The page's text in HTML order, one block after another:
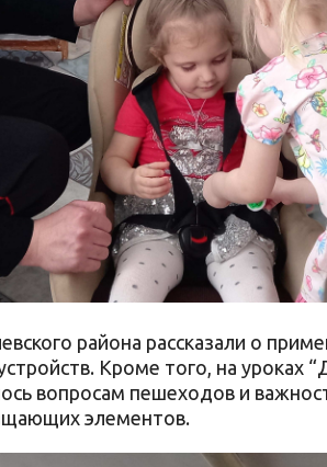
района рассказали о
Кроме того, на уроках
вопросам пешеходов и
элементов.